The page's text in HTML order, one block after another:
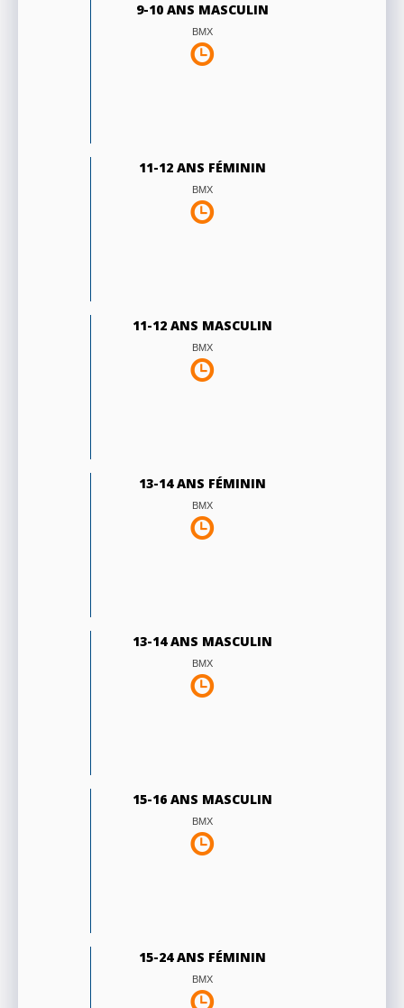
9-10 ANS MASCULIN
BMX
11-12 ANS FÉMININ
BMX
11-12 ANS MASCULIN
BMX
13-14 ANS FÉMININ
BMX
13-14 ANS MASCULIN
BMX
15-16 ANS MASCULIN
BMX
15-24 ANS FÉMININ
BMX